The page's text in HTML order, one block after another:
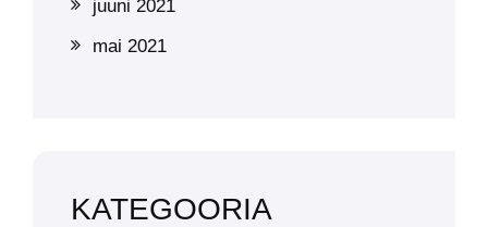
juuni 2021
mai 2021
KATEGOORIA